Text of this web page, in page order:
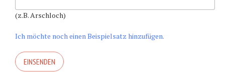
(z.B. Arschloch)
Ich möchte noch einen Beispielsatz hinzufügen.